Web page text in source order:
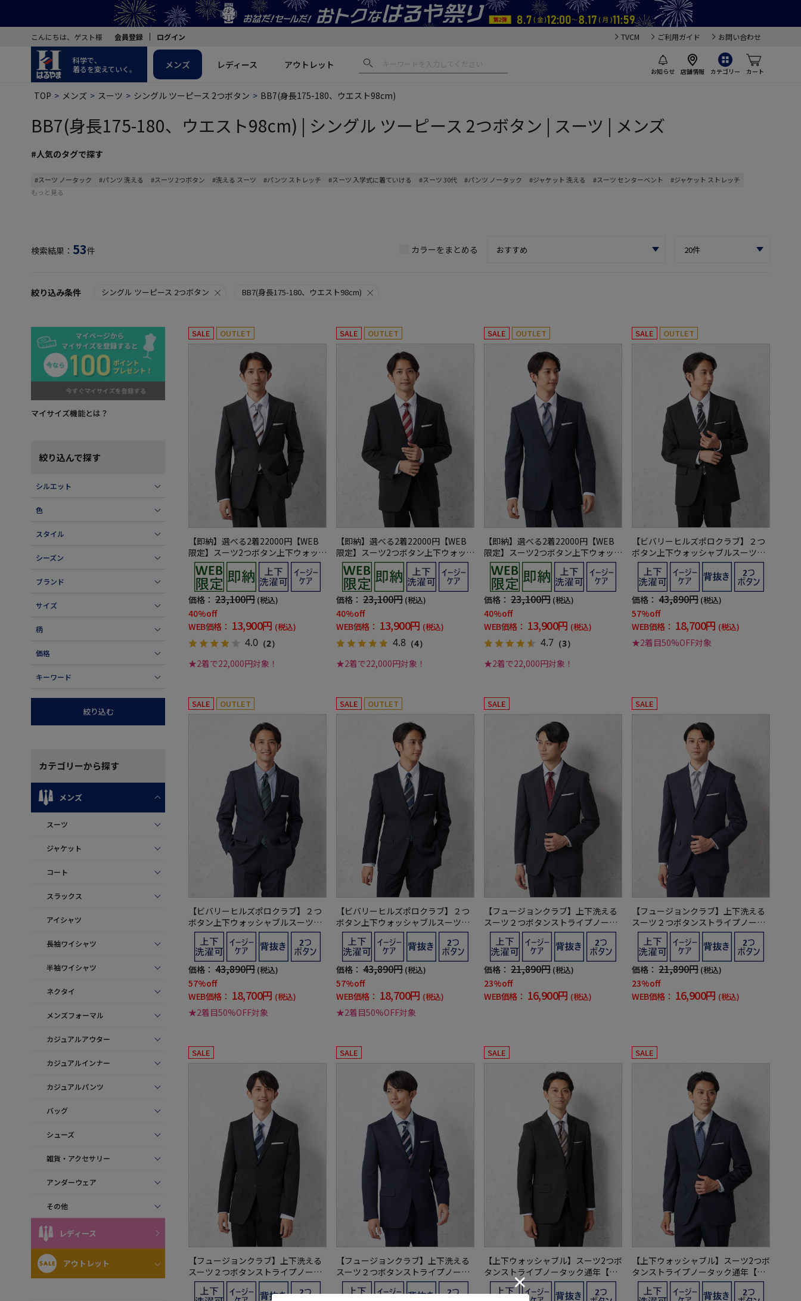
こんにちは、ゲスト様 会員登録 ログイン TVCM ご利用ガイド お問い合わせ
科学で、
着るを変えていく。
お知らせ 店舗情報 カテゴリー カート
メンズ レディース アウトレット
TOP メンズ スーツ シングル ツーピース 2つボタン BB7(身長175-180、ウエスト98cm)
BB7(身長175-180、ウエスト98cm) | シングル ツーピース 2つボタン | スーツ | メンズ
#人気のタグで探す
#スーツ ノータック #パンツ 洗える #スーツ 2つボタン #洗える スーツ #パンツ ストレッチ #スーツ 入学式に着ていける #スーツ 30代 #パンツ ノータック #ジャケット 洗える #スーツ センターベント
#ジャケット ストレッチ
もっと見る
検索結果： 53件 カラーをまとめる
絞り込み条件 シングル ツーピース 2つボタン BB7(身長175-180、ウエスト98cm)
マイサイズ機能とは？
絞り込んで探す
シルエット
色
スタイル
シーズン
ブランド
サイズ
柄
価格
キーワード
絞り込む
カテゴリーから探す
メンズ
スーツ
ジャケット
コート
スラックス
アイシャツ
長袖ワイシャツ
半袖ワイシャツ
ネクタイ
メンズフォーマル
カジュアルアウター
カジュアルインナー
カジュアルパンツ
バッグ
シューズ
雑貨・アクセサリー
アンダーウェア
その他
レディース
アウトレット
SALE OUTLET
【即納】選べる2着22000円【WEB
限定】スーツ2つボタン上下ウォッシ
ャブルグレー小柄3シーズン対応
価格： 23,100円 (税込)
40%off
WEB価格： 13,900円 (税込)
4.0 （2）
★2着で22,000円対象！
SALE OUTLET
【即納】選べる2着22000円【WEB
限定】スーツ2つボタン上下ウォッシ
ャブルブラックストライプ3シーズン
対応
価格： 23,100円 (税込)
40%off
WEB価格： 13,900円 (税込)
4.8 （4）
★2着で22,000円対象！
SALE OUTLET
【即納】選べる2着22000円【WEB
限定】スーツ2つボタン上下ウォッシ
ャブルネイビー小柄3シーズン対応
価格： 23,100円 (税込)
40%off
WEB価格： 13,900円 (税込)
4.7 （3）
★2着で22,000円対象！
SALE OUTLET
【ビバリーヒルズポロクラブ】２つ
ボタン上下ウォッシャブルスーツ通
年
価格： 43,890円 (税込)
57%off
WEB価格： 18,700円 (税込)
★2着目50%OFF対象
SALE OUTLET
【ビバリーヒルズポロクラブ】２つ
ボタン上下ウォッシャブルスーツ通
年
価格： 43,890円 (税込)
57%off
WEB価格： 18,700円 (税込)
★2着目50%OFF対象
SALE OUTLET
【ビバリーヒルズポロクラブ】２つ
ボタン上下ウォッシャブルスーツ通
年
価格： 43,890円 (税込)
57%off
WEB価格： 18,700円 (税込)
★2着目50%OFF対象
SALE
【フュージョンクラブ】上下洗える
スーツ２つボタンストライプノータ
ック上下ウォッシャブル通年ポリエ
ステル100%
価格： 21,890円 (税込)
23%off
WEB価格： 16,900円 (税込)
SALE
【フュージョンクラブ】上下洗える
スーツ２つボタンストライプノータ
ック上下ウォッシャブル通年ポリエ
ステル100%
価格： 21,890円 (税込)
23%off
WEB価格： 16,900円 (税込)
SALE
【フュージョンクラブ】上下洗える
スーツ２つボタンストライプノータ
ック上下ウォッシャブル通年ポリエ
ステル100%
SALE
【フュージョンクラブ】上下洗える
スーツ２つボタンストライプノータ
ック上下ウォッシャブル通年ポリエ
ステル100%
SALE
【上下ウォッシャブル】スーツ2つボ
タンストライプノータック通年【フ
ュージョンクラブ】
SALE
【上下ウォッシャブル】スーツ2つボ
タンストライプノータック通年【フ
ュージョンクラブ】